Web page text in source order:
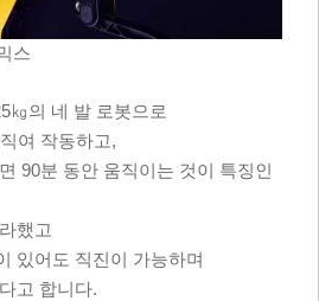
스
㎏의 네 발 로봇으로
여 작동하고,
90분 동안 움직이는 것이 특징인
했고
있어도 직진이 가능하며
고 합니다.